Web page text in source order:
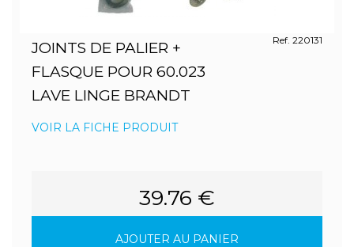
JOINTS DE PALIER +
FLASQUE POUR 60.023
LAVE LINGE BRANDT
Ref. 220131
VOIR LA FICHE PRODUIT
39.76 €
AJOUTER AU PANIER